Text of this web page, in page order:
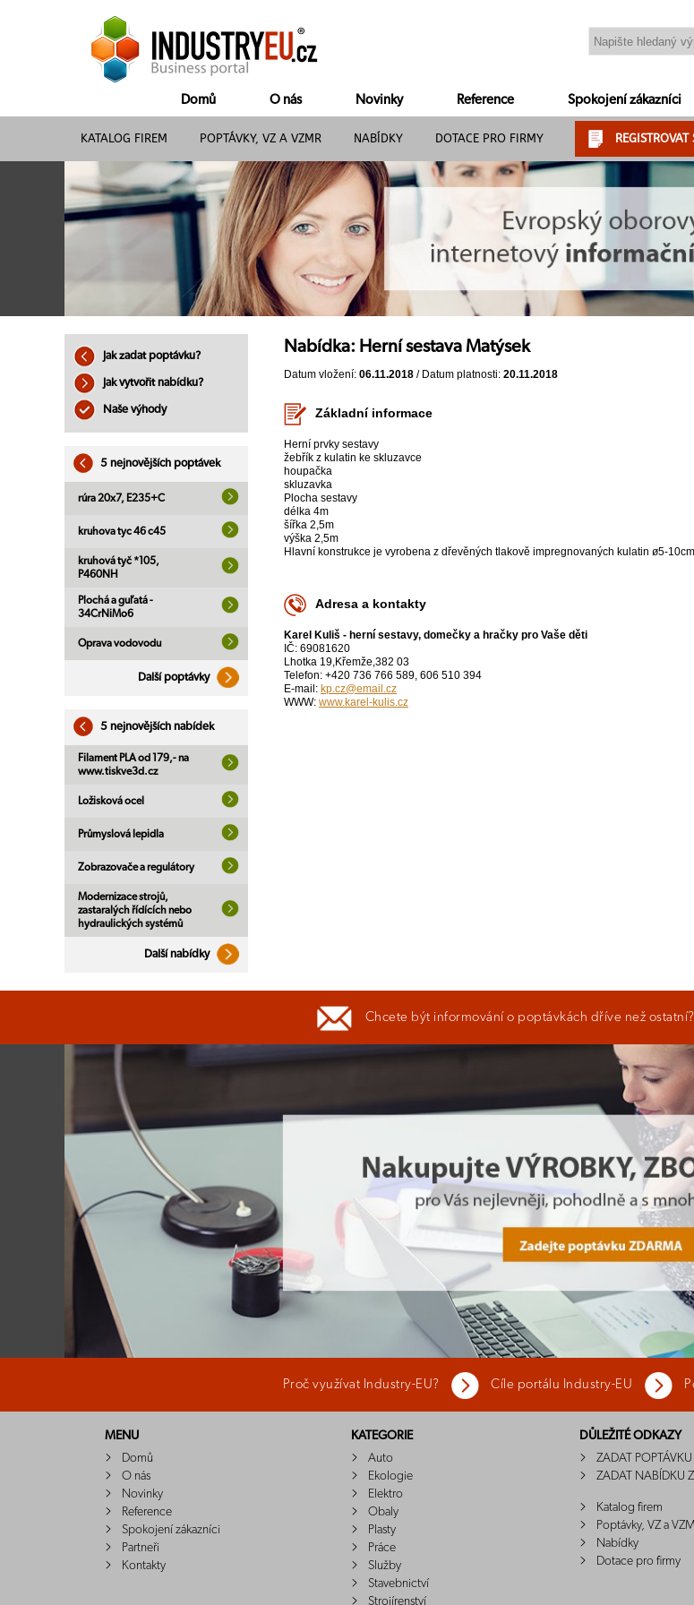
Domů O nás Novinky Reference Spokojení zákazníci
KATALOG FIREM POPTÁVKY, VZ A VZMR NABÍDKY DOTACE PRO FIRMY REGISTROVAT
Jak zadat poptávku?
Jak vytvořit nabídku?
Naše výhody
5 nejnovějších poptávek
rúra 20x7, E235+C
kruhova tyc 46 c45
kruhová tyč *105,
P460NH
Plochá a guľatá -
34CrNiMo6
Oprava vodovodu
Další poptávky
5 nejnovějších nabídek
Filament PLA od 179,- na
www.tiskve3d.cz
Ložisková ocel
Průmyslová lepidla
Zobrazovače a regulátory
Modernizace strojů,
zastaralých řídících nebo
hydraulických systémů
Další nabídky
Nabídka: Herní sestava Matýsek
Datum vložení: 06.11.2018 / Datum platnosti: 20.11.2018
Základní informace
Herní prvky sestavy
žebřík z kulatin ke skluzavce
houpačka
skluzavka
Plocha sestavy
délka 4m
šířka 2,5m
výška 2,5m
Hlavní konstrukce je vyrobena z dřevěných tlakově impregnovaných kulatin ø5-
Adresa a kontakty
Karel Kuliš - herní sestavy, domečky a hračky pro Vaše děti
IČ: 69081620
Lhotka 19,Křemže,382 03
Telefon: +420 736 766 589, 606 510 394
E-mail: kp.cz@email.cz
WWW: www.karel-kulis.cz
Chcete být informování o poptávkách dříve než ostatní?
Proč využívat Industry-EU? Cíle portálu Industry-EU
MENU
Domů
O nás
Novinky
Reference
Spokojení zákazníci
Partneři
Kontakty
KATEGORIE
Auto
Ekologie
Elektro
Obaly
Plasty
Práce
Služby
Stavebnictví
Strojírenství
DŮLEŽITÉ ODKAZY
ZADAT
ZADAT NABÍDKU
Katalog firem
Poptávky, VZ a
Nabídky
Dotace pro firmy